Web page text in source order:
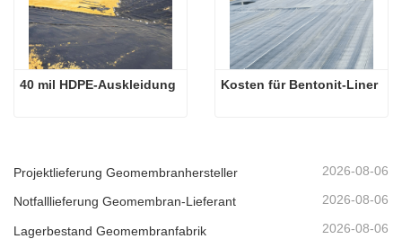
40 mil HDPE-Auskleidung Kosten für Bentonit-Liner
Projektlieferung Geomembranhersteller 2026-08-06
Notfalllieferung Geomembran-Lieferant 2026-08-06
Lagerbestand Geomembranfabrik 2026-08-06